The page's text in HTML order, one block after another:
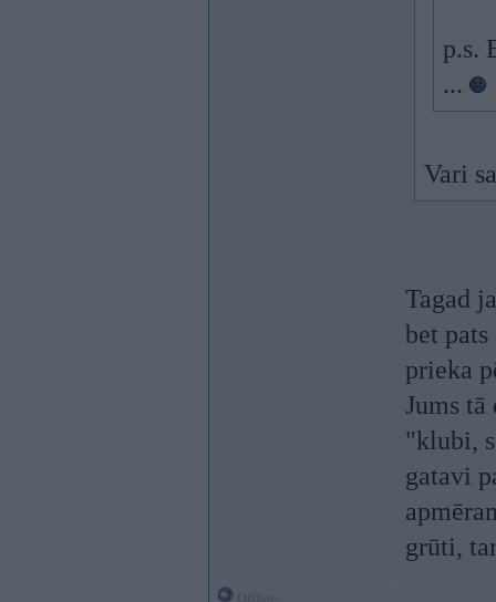
p.s.
...
Vari
Tagad
bet
prieka
Jums tā
"klubi,
gatavi
grūti,